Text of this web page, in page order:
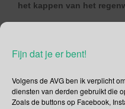
Fijn dat je er bent!
Volgens de AVG ben ik verplicht
diensten van derden gebruikt die
Zoals de buttons op Facebook,
het kappen van het
De datum van 19 augustus
licht zag. Op 19 augustus
een patent op van een